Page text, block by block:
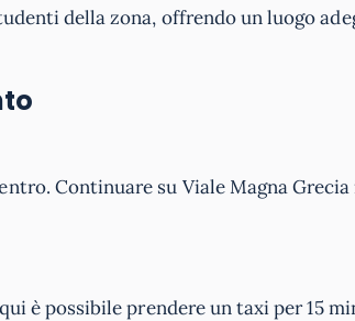
della zona, offrendo un luogo
Continuare su Viale Magna
è possibile prendere un taxi per 15